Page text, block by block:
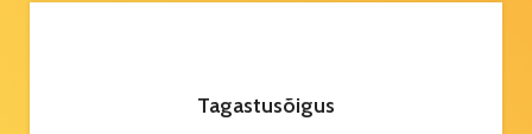
Tagastusõigus